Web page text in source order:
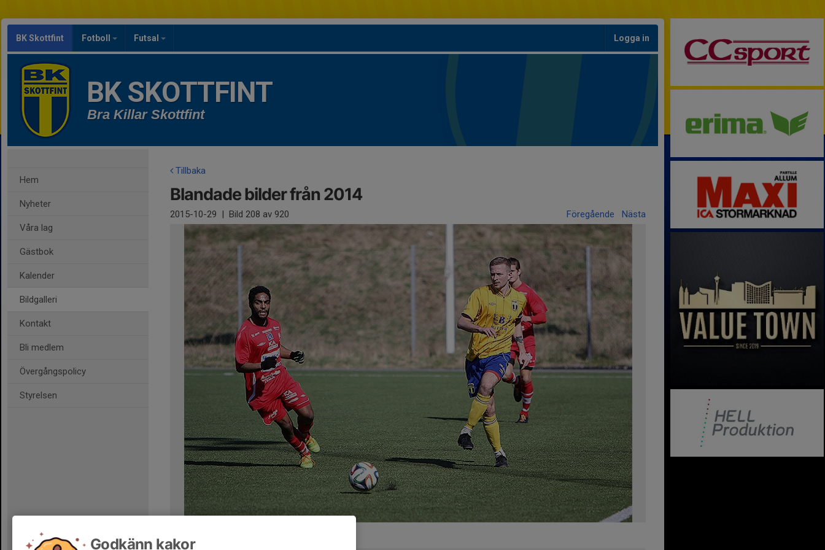
BK Skottfint Fotboll Futsal Logga in
BK SKOTTFINT
Bra Killar Skottfint
Hem
Nyheter
Våra lag
Gästbok
Kalender
Bildgalleri
Kontakt
Bli medlem
Övergångspolicy
Styrelsen
Tillbaka
Blandade bilder från 2014
2015-10-29 | Bild 208 av 920 Föregående Nästa
Kommentarer
Godkänn kakor